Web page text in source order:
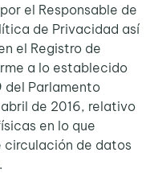
el Responsable de
de Privacidad así
el Registro de
a lo establecido
del Parlamento
de 2016, relativo
en lo que
de datos